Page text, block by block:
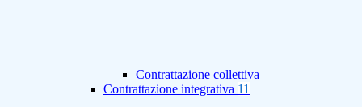
Contrattazione collettiva
Contrattazione integrativa 11